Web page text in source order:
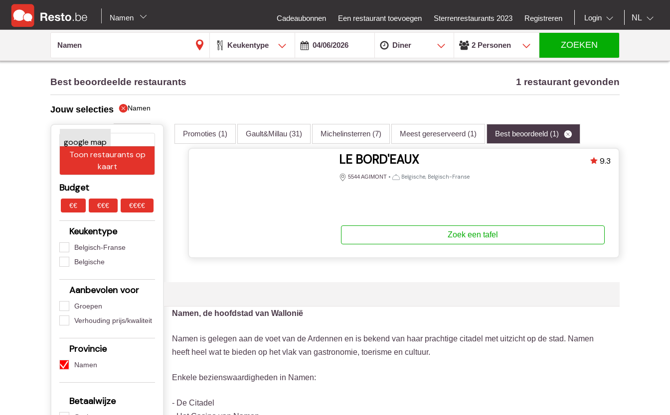
Namen Cadeaubonnen Een restaurant toevoegen Sterrenrestaurants 2023 Registreren Login NL
Keukentype Diner 2 Personen ZOEKEN
Best beoordeelde restaurants 1 restaurant gevonden
Jouw selecties Namen
Toon restaurants op
kaart
Budget
€€ €€€ €€€€
Keukentype
Belgisch-Franse
Belgische
Aanbevolen voor
Groepen
Verhouding prijs/kwaliteit
Provincie
Namen
Betaalwijze
Promoties (1) Gault&Millau (31) Michelinsterren (7) Meest gereserveerd (1) Best beoordeeld (1)
LE BORD'EAUX
5544 AGIMONT • Belgische, Belgisch-Franse
9.3
Zoek een tafel
Namen, de hoofdstad van Wallonië
Namen is gelegen aan de voet van de Ardennen en is bekend van haar prachtige citadel met uitzicht op de stad. Namen
heeft heel wat te bieden op het vlak van gastronomie, toerisme en cultuur.
Enkele bezienswaardigheden in Namen:
- De Citadel